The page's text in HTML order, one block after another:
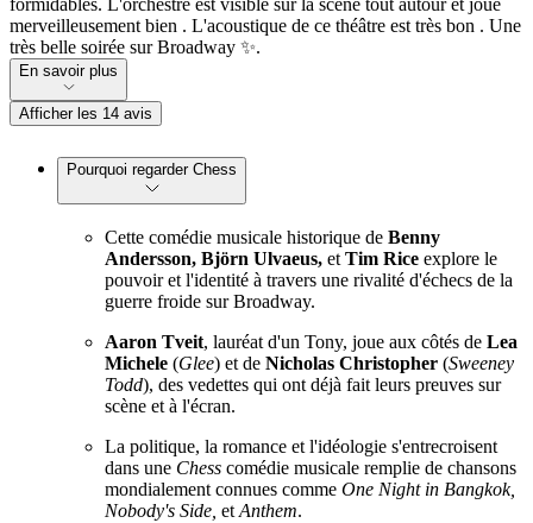
merveilleusement bien . L'acoustique de ce théâtre est très bon . Une
très belle soirée sur Broadway ✨.
En savoir plus
Afficher les 14 avis
Pourquoi regarder Chess
Cette comédie musicale historique de Benny
Andersson, Björn Ulvaeus, etTim Rice explore le
pouvoir et l'identité à travers une rivalité d'échecs de la
guerre froide sur Broadway.
Aaron Tveit, lauréat d'un Tony, joue aux côtés de Lea
Michele (Glee) et de Nicholas Christopher (Sweeney
Todd), des vedettes qui ont déjà fait leurs preuves sur
scène et à l'écran.
La politique, la romance et l'idéologie s'entrecroisent
dans une Chess comédie musicale remplie de chansons
mondialement connues comme One Night in Bangkok,
Nobody's Side, etAnthem.